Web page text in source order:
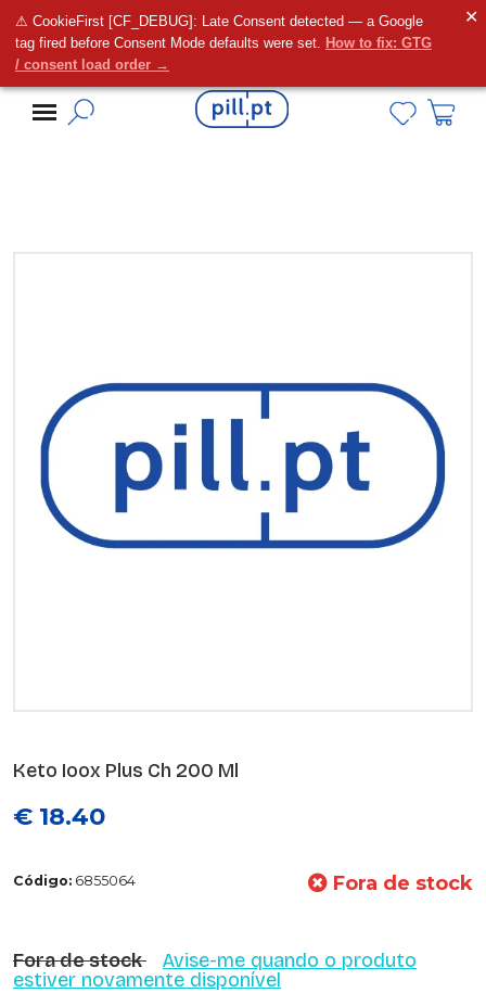
⚠ CookieFirst [CF_DEBUG]: Late Consent detected — a Google
tag fired before Consent Mode defaults were set. How to fix: GTG
/ consent load order →
✕
Alguma dúvida?
Keto Ioox Plus Ch 200 Ml
€ 18.40
Código: 6855064 Fora de stock
Fora de stock
Avise-me quando o produto
estiver novamente disponível